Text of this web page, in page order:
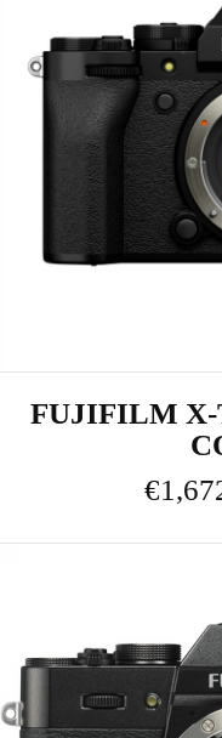
FUJIFILM X-
€